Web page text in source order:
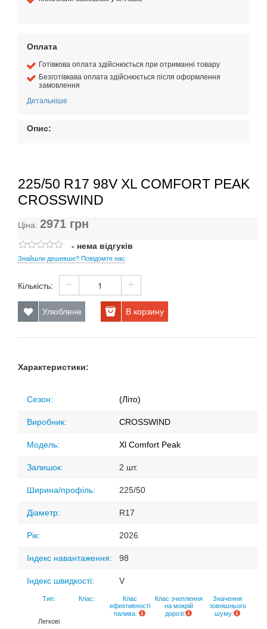
Оплата
Готівкова оплата здійснюється при отриманні товару
Безготівкава оплата здійснюється після оформлення
замовлення
Детальніше
Опис:
225/50 R17 98V XL COMFORT PEAK
CROSSWIND
Ціна: 2971 грн
- нема відгуків
Знайшли дешевше? Повідомте нас
Кількість:
Улюблене В корзину
Характеристики:
Сезон: (Літо)
Виробник: CROSSWIND
Модель: Xl Comfort Peak
Залишок: 2 шт.
Ширина/профіль: 225/50
Діаметр: R17
Рік: 2026
Індекс навантаження: 98
Індекс швидкості: V
Тип:
Легкові
Клас:
Клас
ефективності
палива:
Клас зчеплення
на мокрій
дорозі:
Значення
зовнішнього
шуму: